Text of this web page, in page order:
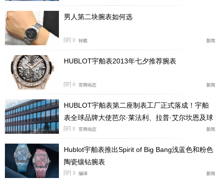
芯，两套擒纵机构，一组用在时间显示，振频为36,000次
每小时，另一组用于计时，振频为360,000次每小时，满
链50小时动储，整表防水性能200米。该表也设置表带快
拆，提供两组表带以便更换，黑色橡胶表带跟Velcro魔术
贴表带。
沛纳海潜行系列PAM01232
男人第二块腕表如何选
0 转载 新闻
HUBLOT宇舶表2013年七夕推荐腕表
0 官网动态 新闻
HUBLOT宇舶表第二座制表工厂正式落成！宇舶
表全球品牌大使芭尔·莱法利、拉普·艾尔坎恩及球
王贝利亲临现场
0 官网动态 新闻
Hublot宇舶表推出Spirit of Big Bang浅蓝色和粉色
陶瓷镶钻腕表
3 编译 新闻